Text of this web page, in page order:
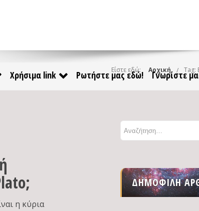
Χρήσιμα link Ρωτήστε μας εδώ! Γνωρίστε
Είστε εδώ: Αρχική
η κύρια
ΔΗΜΟΦΙΛΉ